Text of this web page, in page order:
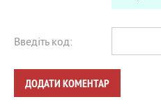
Введіть код:
ДОДАТИ КОМЕНТАР